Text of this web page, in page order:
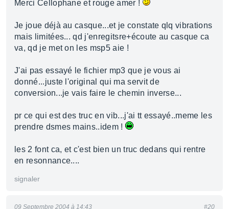
Merci Cellophane et rouge amer !
Je joue déjà au casque...et je constate qlq vibrations
mais limitées... qd j'enregitsre+écoute au casque ca
va, qd je met on les msp5 aie !
J'ai pas essayé le fichier mp3 que je vous ai
donné...juste l'original qui ma servit de
conversion...je vais faire le chemin inverse...
pr ce qui est des truc en vib...j'ai tt essayé..meme les
prendre dsmes mains..idem !
les 2 font ca, et c'est bien un truc dedans qui rentre
en resonnance....
signaler
09 Septembre 2004 à 14:43 #20